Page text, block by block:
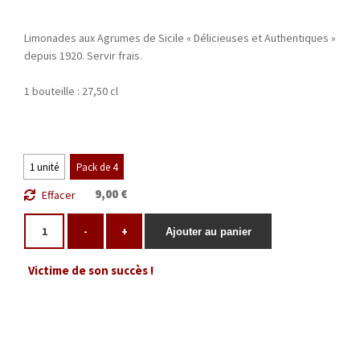
Limonades aux Agrumes de Sicile « Délicieuses et Authentiques »
depuis 1920. Servir frais.
1 bouteille : 27,50 cl
1 unité Pack de 4
Effacer
Victime de son succès !
9,00 €
- + Ajouter au panier